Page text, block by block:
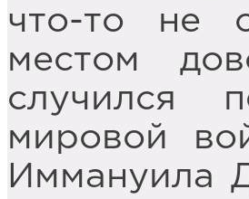
что-то не
местом
случился
мировой
Иммануила